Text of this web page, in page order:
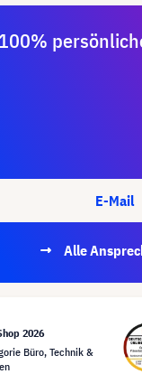
100%
E-Mail
Alle
2026
Büro, Technik &